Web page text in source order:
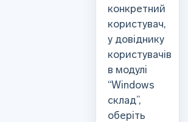
конкретний
користувач,
у довіднику
користувачів
в модулі
“Windows
склад”,
оберіть